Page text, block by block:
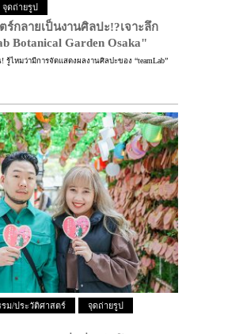
จุดถ่ายรูป
กลายเป็นงานศิลปะ!?เจาะลึก
Botanical Garden Osaka"
ไหมว่ามีการจัดแสดงผลงานศิลปะของ “teamLab”
ม/ประวัติศาสตร์
จุดถ่ายรูป